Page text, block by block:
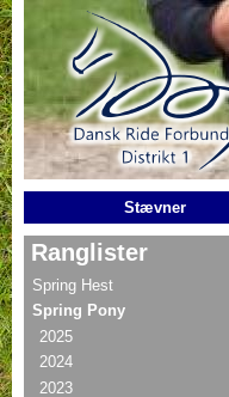
Gå til hovedindhold
Stævner
Ranglister
Spring Hest
Spring Pony
2025
2024
2023